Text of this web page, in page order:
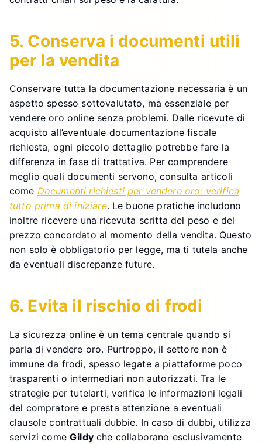
5. Conserva i documenti utili
per la vendita
Conservare tutta la documentazione necessaria è un
aspetto spesso sottovalutato, ma essenziale per
vendere oro online senza problemi. Dalle ricevute di
acquisto all’eventuale documentazione fiscale
richiesta, ogni piccolo dettaglio potrebbe fare la
differenza in fase di trattativa. Per comprendere
meglio quali documenti servono, consulta articoli
come Documenti richiesti per vendere oro: verifica
tutto prima di iniziare. Le buone pratiche includono
inoltre ricevere una ricevuta scritta del peso e del
prezzo concordato al momento della vendita. Questo
non solo è obbligatorio per legge, ma ti tutela anche
da eventuali discrepanze future.
6. Evita il rischio di frodi
La sicurezza online è un tema centrale quando si
parla di vendere oro. Purtroppo, il settore non è
immune da frodi, spesso legate a piattaforme poco
trasparenti o intermediari non autorizzati. Tra le
strategie per tutelarti, verifica le informazioni legali
del compratore e presta attenzione a eventuali
clausole contrattuali dubbie. In caso di dubbi, utilizza
servizi comeGildyche collaborano esclusivamente